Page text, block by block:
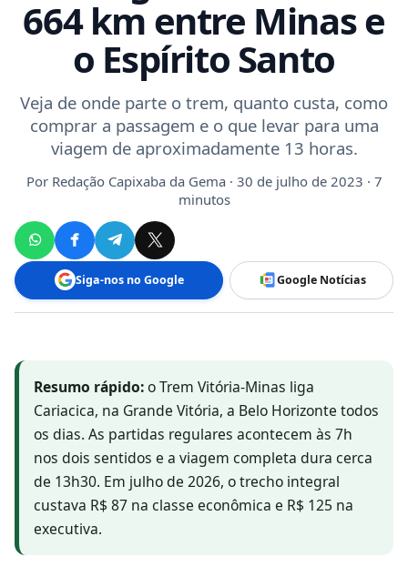
664 km entre Minas e
o Espírito Santo
Veja de onde parte o trem, quanto custa, como
comprar a passagem e o que levar para uma
viagem de aproximadamente 13 horas.
Por Redação Capixaba da Gema· 30 de julho de 2023 · 7
minutos
Siga-nos no Google Google Notícias
Resumo rápido:o Trem Vitória-Minas liga
Cariacica, na Grande Vitória, a Belo Horizonte todos
os dias. As partidas regulares acontecem às 7h
nos dois sentidos e a viagem completa dura cerca
de 13h30. Em julho de 2026, o trecho integral
custava R$ 87 na classe econômica e R$ 125 na
executiva.